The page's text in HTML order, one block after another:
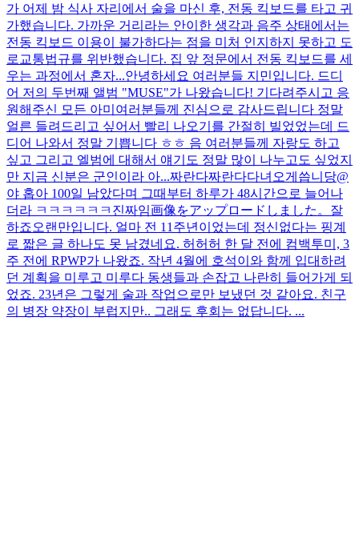
가 어제 밤 식사 자리에서 술을 마신 후, 전동 킥보드를 타고 귀
가했습니다. 가까운 거리라는 안이한 생각과 음주 상태에서는
전동 킥보드 이용이 불가하다는 점을 미처 인지하지 못하고 도
로교통법규를 위반했습니다. 집 앞 정문에서 전동 킥보드를 세
우는 과정에서 혼자...안녕하세요 여러분들 지민입니다. 드디
어 저의 두번째 앨범 "MUSE"가 나왔습니다! 기다려주시고 응
원해주신 모든 아미여러분들께 진심으로 감사드립니다 정말
얼른 들려드리고 싶어서 빨리 나오기를 간절히 빌었었는데 드
디어 나와서 정말 기쁩니다 ㅎㅎ 음 여러분들께 자랑도 하고
싶고 그리고 엘범에 대해서 얘기도 정말 많이 나누고도 싶었지
만 지금 신분은 군인이라 아...짜란다짜란다다녀오게씁니당@
야 홉아 100일 남았다며 그때부터 하루가 48시간으로 늘어나
더라 ㅋㅋㅋㅋㅋㅋ진짜임画像をアップロードしました。 잘
하죠오랜만입니다. 얼마 전 11주년이었는데 정신없다는 핑계
로 짧은 글 하나도 못 남겼네요. 허허허 한 달 전에 컴백투미, 3
주 전에 RPWP가 나왔죠. 작년 4월에 호석이와 함께 입대하려
던 계획을 미루고 미루다 동생들과 손잡고 나란히 들어가게 되
었죠. 23년은 그렇게 술과 작업으로만 보냈던 것 같아요. 친구
의 병장 약장이 부럽지만.. 그래도 후회는 없답니다. ...